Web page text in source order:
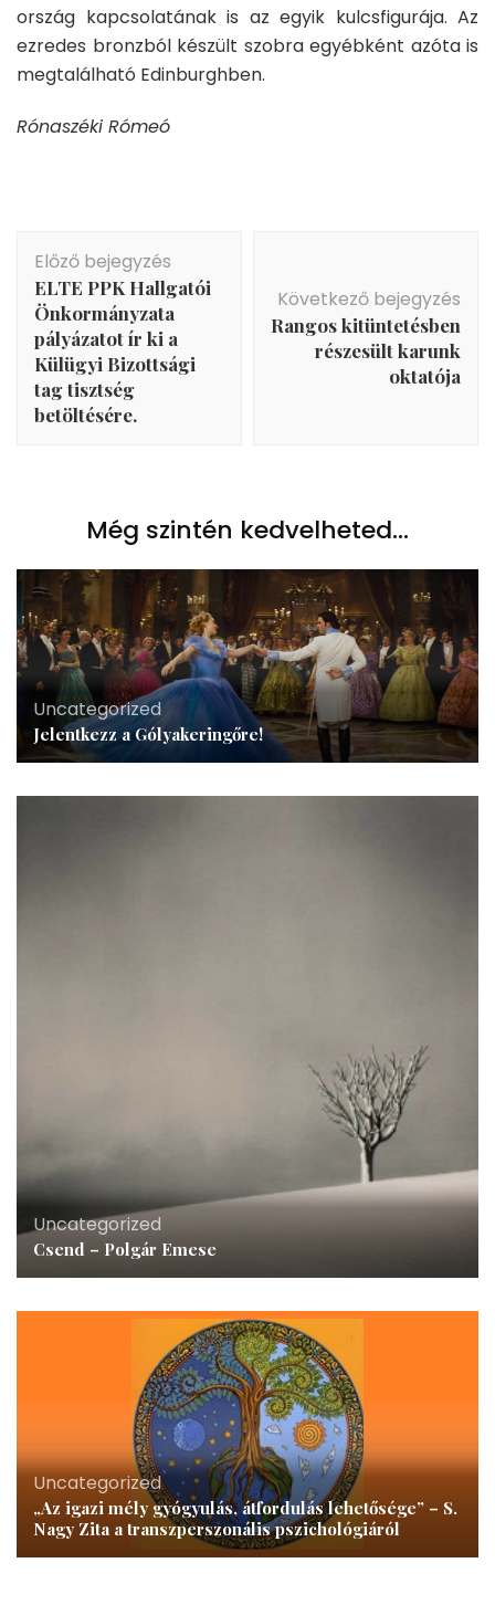
ország kapcsolatának is az egyik kulcsfigurája. Az
ezredes bronzból készült szobra egyébként azóta is
megtalálható Edinburghben.
Rónaszéki Rómeó
navigáció
Előző bejegyzés
ELTE PPK Hallgatói
Önkormányzata
pályázatot ír ki a
Külügyi Bizottsági
tag tisztség
betöltésére.
Következő bejegyzés
Rangos kitüntetésben
részesült karunk
oktatója
Még szintén kedvelheted...
Uncategorized
Jelentkezz a Gólyakeringőre!
Uncategorized
Csend – Polgár Emese
Uncategorized
„Az igazi mély gyógyulás, átfordulás lehetősége” – S.
Nagy Zita a transzperszonális pszichológiáról